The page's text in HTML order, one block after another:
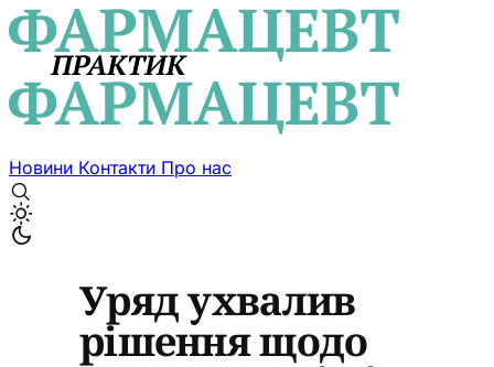
Новини Контакти Про нас
Уряд ухвалив
рішення щодо